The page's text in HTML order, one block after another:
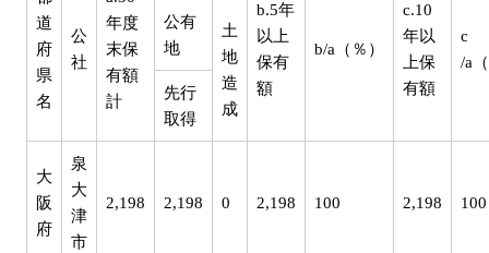
道
府
県
名
公
社
年度
末保
有額
計
b.5年
以上
保有
額
b/a（％）
c.10
年以
上保
有額
c
/a
公有
地
土
地
造
成
先行
取得
大
阪
府
泉
大
津
市
2,198 2,198 0 2,198 100 2,198 100